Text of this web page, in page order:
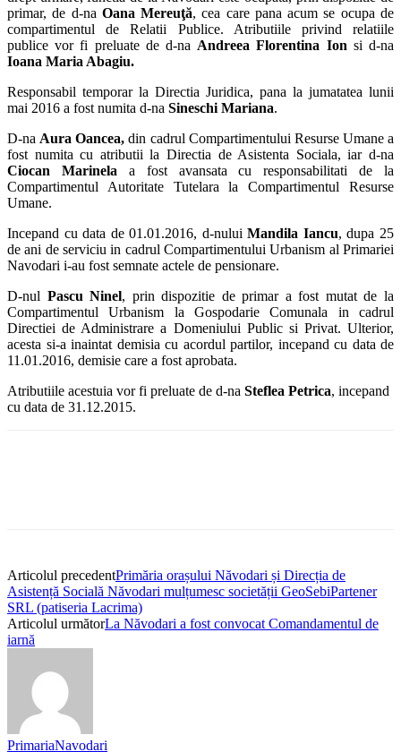
primar, de d-na Oana Mereuţă, cea care pana acum se ocupa de
compartimentul de Relatii Publice. Atributiile privind relatiile
publice vor fi preluate de d-na Andreea Florentina Ion si d-na
Ioana Maria Abagiu.
Responsabil temporar la Directia Juridica, pana la jumatatea lunii
mai 2016 a fost numita d-na Sineschi Mariana.
D-na Aura Oancea,din cadrul Compartimentului Resurse Umane a
fost numita cu atributii la Directia de Asistenta Sociala, iar d-na
Ciocan Marinela a fost avansata cu responsabilitati de la
Compartimentul Autoritate Tutelara la Compartimentul Resurse
Umane.
Incepand cu data de 01.01.2016, d-nuluiMandila Iancu, dupa 25
de ani de serviciu in cadrul Compartimentului Urbanism al Primariei
Navodari i-au fost semnate actele de pensionare.
D-nul Pascu Ninel, prin dispozitie de primar a fost mutat de la
Compartimentul Urbanism la Gospodarie Comunala in cadrul
Directiei de Administrare a Domeniului Public si Privat. Ulterior,
acesta si-a inaintat demisia cu acordul partilor, incepand cu data de
11.01.2016, demisie care a fost aprobata.
Atributiile acestuia vor fi preluate de d-na Steflea Petrica, incepand
cu data de 31.12.2015.
Articolul precedentPrimăria orașului Năvodari și Direcția de
Asistență Socială Năvodari mulțumesc societății GeoSebiPartener
SRL (patiseria Lacrima)
Articolul următorLa Năvodari a fost convocat Comandamentul de
iarnă
PrimariaNavodari